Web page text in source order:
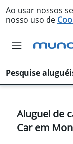
Ao usar nossos
nosso uso de
Pesquise
Aluguel de
Car em